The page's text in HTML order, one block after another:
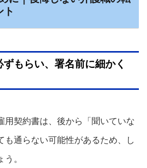
ト
もらい、署名前に細かく
用契約書は、後から「聞いていな
も通らない可能性があるため、し
。